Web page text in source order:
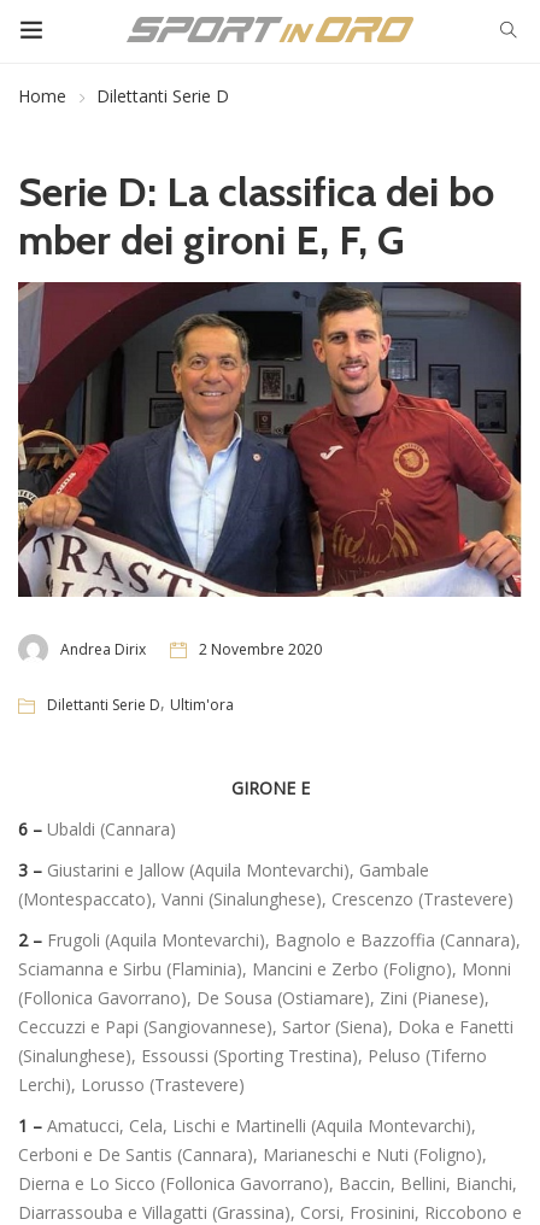
Home Dilettanti Serie D
Serie D: La classifica dei bo
mber dei gironi E, F, G
Andrea Dirix 2 Novembre 2020
Dilettanti Serie D, Ultim'ora
GIRONE E
6 – Ubaldi (Cannara)
3 – Giustarini e Jallow (Aquila Montevarchi), Gambale
(Montespaccato), Vanni (Sinalunghese), Crescenzo (Trastevere)
2 – Frugoli (Aquila Montevarchi), Bagnolo e Bazzoffia (Cannara),
Sciamanna e Sirbu (Flaminia), Mancini e Zerbo (Foligno), Monni
(Follonica Gavorrano), De Sousa (Ostiamare), Zini (Pianese),
Ceccuzzi e Papi (Sangiovannese), Sartor (Siena), Doka e Fanetti
(Sinalunghese), Essoussi (Sporting Trestina), Peluso (Tiferno
Lerchi), Lorusso (Trastevere)
1 – Amatucci, Cela, Lischi e Martinelli (Aquila Montevarchi),
Cerboni e De Santis (Cannara), Marianeschi e Nuti (Foligno),
Dierna e Lo Sicco (Follonica Gavorrano), Baccin, Bellini, Bianchi,
Diarrassouba e Villagatti (Grassina), Corsi, Frosinini, Riccobono e